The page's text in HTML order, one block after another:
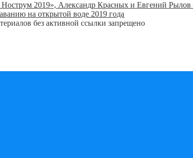
2019», Александр Красных и Евгений Рылов
на открытой воде 2019 года
без активной ссылки запрещено